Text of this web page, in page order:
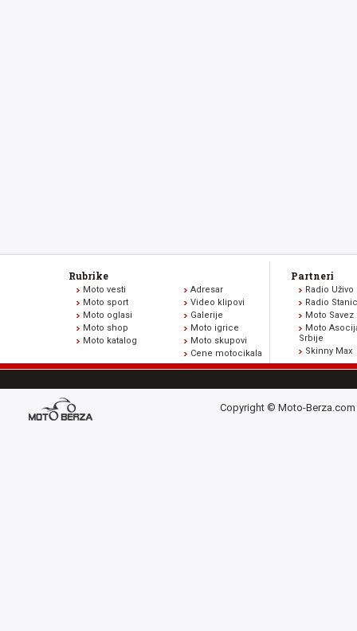
Rubrike
Moto vesti
Moto sport
Moto oglasi
Moto shop
Moto katalog
Adresar
Video klipovi
Galerije
Moto igrice
Moto skupovi
Cene motocikala
Partneri
Radio Uživo
Radio
Moto Savez
Moto
Srbije
Skinny Max
Copyright © Moto-Berza.com